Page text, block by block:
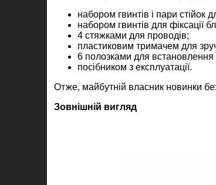
набором гвинтів і пари стійок
набором гвинтів для фіксації
4 стяжками для проводів;
пластиковим тримачем для
6 полозками для
посібником з експлуатації.
Отже, майбутній власник новинки
Зовнішній вигляд